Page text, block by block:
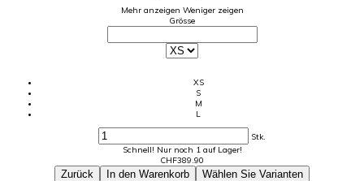
Mehr anzeigen Weniger zeigen
Grösse
XS
S
M
L
Stk.
Schnell! Nur noch 1 auf Lager!
CHF389.90
Zurück In den Warenkorb Wählen Sie Varianten